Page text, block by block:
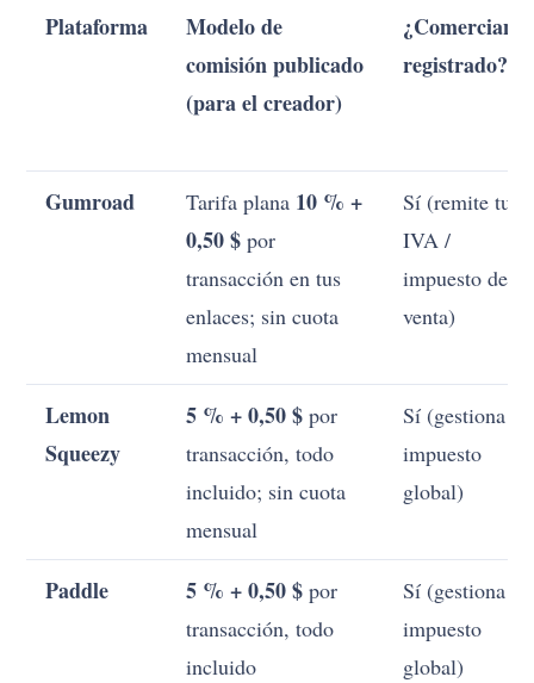
Plataforma
Modelo de
comisión publicado
(para el creador)
¿Comerciante
registrado?
Gumroad Tarifa plana 10 % +
0,50 $ por
transacción en tus
enlaces; sin cuota
mensual
Sí (remite tu
IVA /
impuesto de
venta)
Lemon
Squeezy
5 % + 0,50 $ por
transacción, todo
incluido; sin cuota
mensual
Sí (gestiona el
impuesto
global)
Paddle 5 % + 0,50 $ por
transacción, todo
incluido
Sí (gestiona el
impuesto
global)